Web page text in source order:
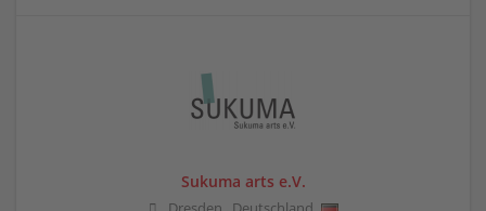
Sukuma arts e.V.